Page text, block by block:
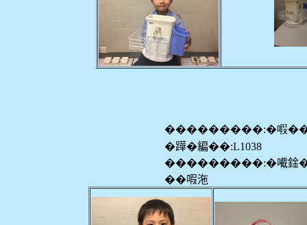
���������:�㗇
�𨅯�編��:L1038
���������:�𡁶鍂�
��㗇沲